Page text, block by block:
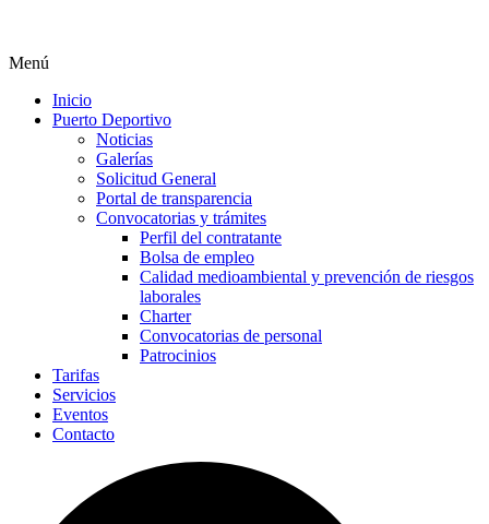
Menú
Inicio
Puerto Deportivo
Noticias
Galerías
Solicitud General
Portal de transparencia
Convocatorias y trámites
Perfil del contratante
Bolsa de empleo
Calidad medioambiental y prevención de riesgos
laborales
Charter
Convocatorias de personal
Patrocinios
Tarifas
Servicios
Eventos
Contacto